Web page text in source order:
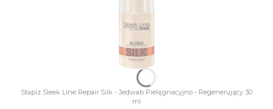
Stapiz Sleek Line Repair Silk - Jedwab Pielęgnacyjno - Regenerujący 30
ml